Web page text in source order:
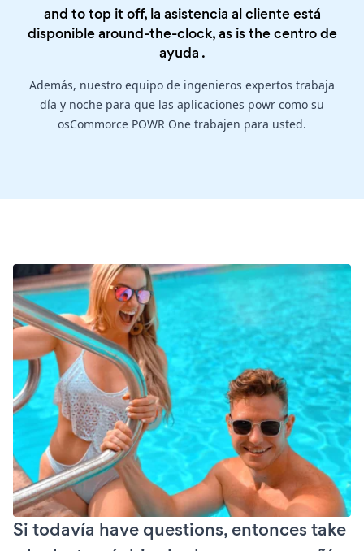
and to top it off, la asistencia al cliente está
disponible around-the-clock, as is thecentro de
ayuda .
Además, nuestro equipo de ingenieros expertos trabaja
día y noche para que las aplicaciones powr como su
osCommorce POWR One trabajen para usted.
Si todavía have questions, entonces take